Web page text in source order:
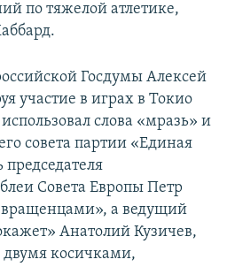
по тяжелой атлетике,
Госдумы Алексей
участие в играх в Токио
слова «мразь» и
совета партии «Единая
председателя
Совета Европы Петр
а ведущий
Анатолий Кузичев,
двумя косичками,